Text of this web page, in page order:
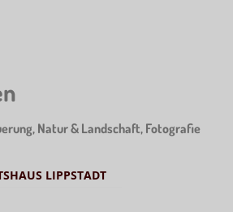
Natur & Landschaft, Fotografie
LIPPSTADT